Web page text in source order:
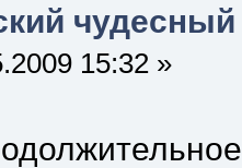
чудесный
15:32 »